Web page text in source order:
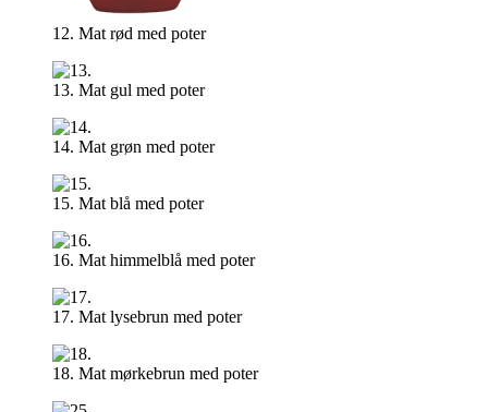
12. Mat rød med poter
13. Mat gul med poter
14. Mat grøn med poter
15. Mat blå med poter
16. Mat himmelblå med poter
17. Mat lysebrun med poter
18. Mat mørkebrun med poter